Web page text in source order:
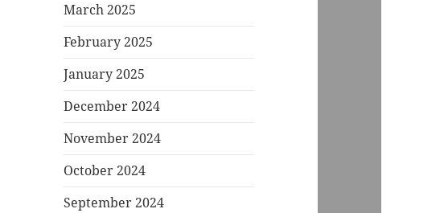
March 2025
February 2025
January 2025
December 2024
November 2024
October 2024
September 2024